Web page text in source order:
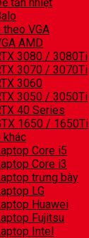
VGA
AMD
3080 / 3080Ti
3070 / 3070Ti
3060
3050 / 3050Ti
40 Series
1650 / 1650Ti
khác
Core i5
Core i3
trưng bày
LG
Huawei
Fujitsu
Intel